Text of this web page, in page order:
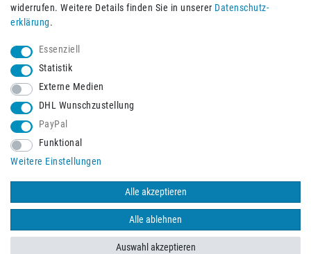
© 2026 Burbach+Goetz Deutsche Sanitätshaus GmbH
vorbehalten. Alle Preise verstehen sich inklusive der Mehrwertsteuer,
zuzüglich der Versandkosten.
widerrufen. Weitere Details finden Sie in unserer Daten­schutz­
erklärung.
Essenziell
Statistik
Externe Medien
DHL Wunschzustellung
PayPal
Funktional
Weitere Einstellungen
Alle akzeptieren
Alle ablehnen
Auswahl akzeptieren